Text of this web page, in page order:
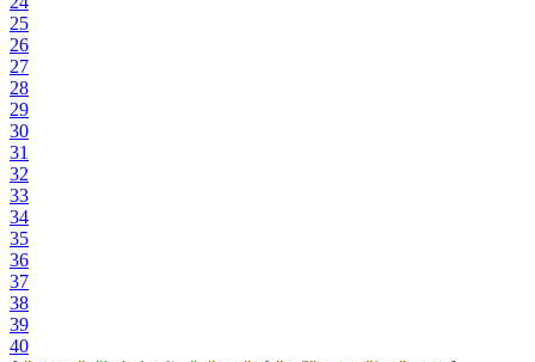
25
26
27
28
29
30
31
32
33
34
35
36
37
38
39
40